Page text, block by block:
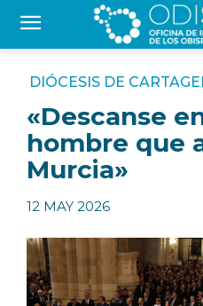
DIÓCESIS DE
«Descanse
hombre que
Murcia»
12 MAY 2026